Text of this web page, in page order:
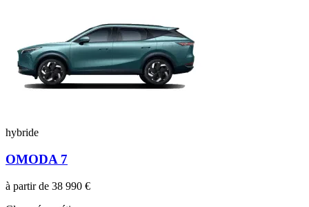
hybride
OMODA 7
à partir de 38 990 €